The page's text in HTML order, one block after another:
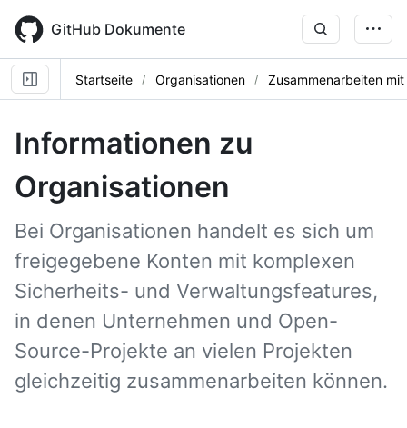
main
content
GitHub Dokumente
Startseite Organisationen Zusammenarbeiten
Informationen zu
Organisationen
Bei Organisationen handelt es sich um
freigegebene Konten mit komplexen
Sicherheits- und Verwaltungsfeatures,
in denen Unternehmen und Open-
Source-Projekte an vielen Projekten
gleichzeitig zusammenarbeiten können.